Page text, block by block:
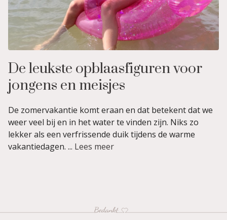
De leukste opblaasfiguren voor
jongens en meisjes
De zomervakantie komt eraan en dat betekent dat we
weer veel bij en in het water te vinden zijn. Niks zo
lekker als een verfrissende duik tijdens de warme
vakantiedagen. ... Lees meer